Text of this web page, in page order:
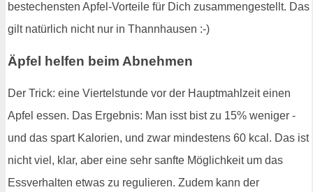
bestechensten Apfel-Vorteile für Dich zusammengestellt. Das
gilt natürlich nicht nur in Thannhausen :-)
Äpfel helfen beim Abnehmen
Der Trick: eine Viertelstunde vor der Hauptmahlzeit einen
Apfel essen. Das Ergebnis: Man isst bist zu 15% weniger -
und das spart Kalorien, und zwar mindestens 60 kcal. Das ist
nicht viel, klar, aber eine sehr sanfte Möglichkeit um das
Essverhalten etwas zu regulieren. Zudem kann der